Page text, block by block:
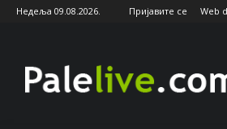
Недеља 09.08.2026. Пријавите се Web